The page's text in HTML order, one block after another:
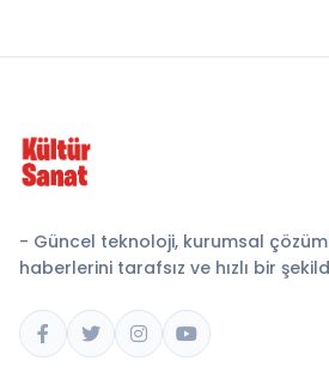
- Güncel teknoloji, kurumsal
haberlerini tarafsız ve hızlı bir